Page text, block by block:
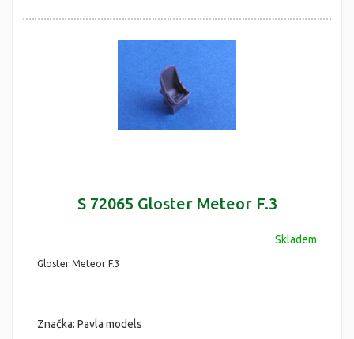
S 72065 Gloster Meteor F.3
Skladem
Gloster Meteor F.3
Značka: Pavla models